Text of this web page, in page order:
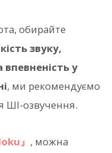
обирайте
звуку,
впевненість у
, ми рекомендуємо
ШІ-озвучення.
』 , можна